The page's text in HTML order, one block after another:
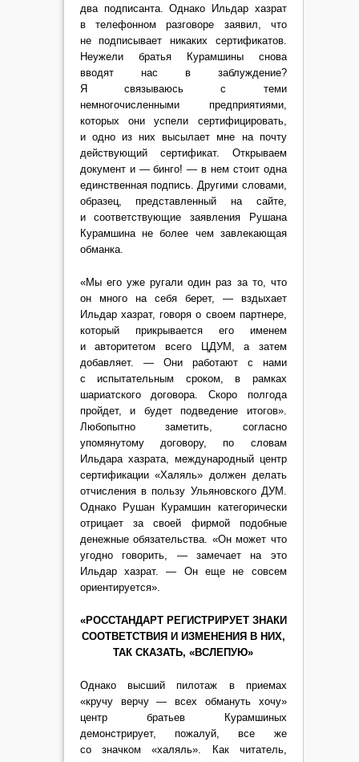
два подписанта. Однако Ильдар хазрат
в телефонном разговоре заявил, что
не подписывает никаких сертификатов.
Неужели братья Курамшины снова
вводят нас в заблуждение?
Я связываюсь с теми
немногочисленными предприятиями,
которых они успели сертифицировать,
и одно из них высылает мне на почту
действующий сертификат. Открываем
документ и — бинго! — в нем стоит одна
единственная подпись. Другими словами,
образец, представленный на сайте,
и соответствующие заявления Рушана
Курамшина не более чем завлекающая
обманка.
«Мы его уже ругали один раз за то, что
он много на себя берет, — вздыхает
Ильдар хазрат, говоря о своем партнере,
который прикрывается его именем
и авторитетом всего ЦДУМ, а затем
добавляет. — Они работают с нами
с испытательным сроком, в рамках
шариатского договора. Скоро полгода
пройдет, и будет подведение итогов».
Любопытно заметить, согласно
упомянутому договору, по словам
Ильдара хазрата, международный центр
сертификации «Халяль» должен делать
отчисления в пользу Ульяновского ДУМ.
Однако Рушан Курамшин категорически
отрицает за своей фирмой подобные
денежные обязательства. «Он может что
угодно говорить, — замечает на это
Ильдар хазрат. — Он еще не совсем
ориентируется».
«РОССТАНДАРТ РЕГИСТРИРУЕТ ЗНАКИ
СООТВЕТСТВИЯ И ИЗМЕНЕНИЯ В НИХ,
ТАК СКАЗАТЬ, «ВСЛЕПУЮ»
Однако высший пилотаж в приемах
«кручу верчу — всех обмануть хочу»
центр братьев Курамшиных
демонстрирует, пожалуй, все же
со значком «халяль». Как читатель,